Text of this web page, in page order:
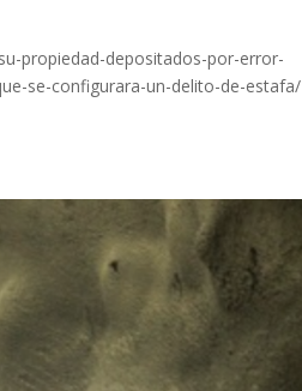
propiedad-depositados-por-error-
se-configurara-un-delito-de-estafa/